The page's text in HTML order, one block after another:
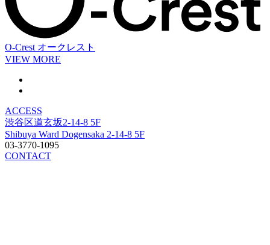
O-Crest オークレスト
VIEW MORE
ACCESS
渋谷区道玄坂2-14-8 5F
Shibuya Ward Dogensaka 2-14-8 5F
03-3770-1095
CONTACT